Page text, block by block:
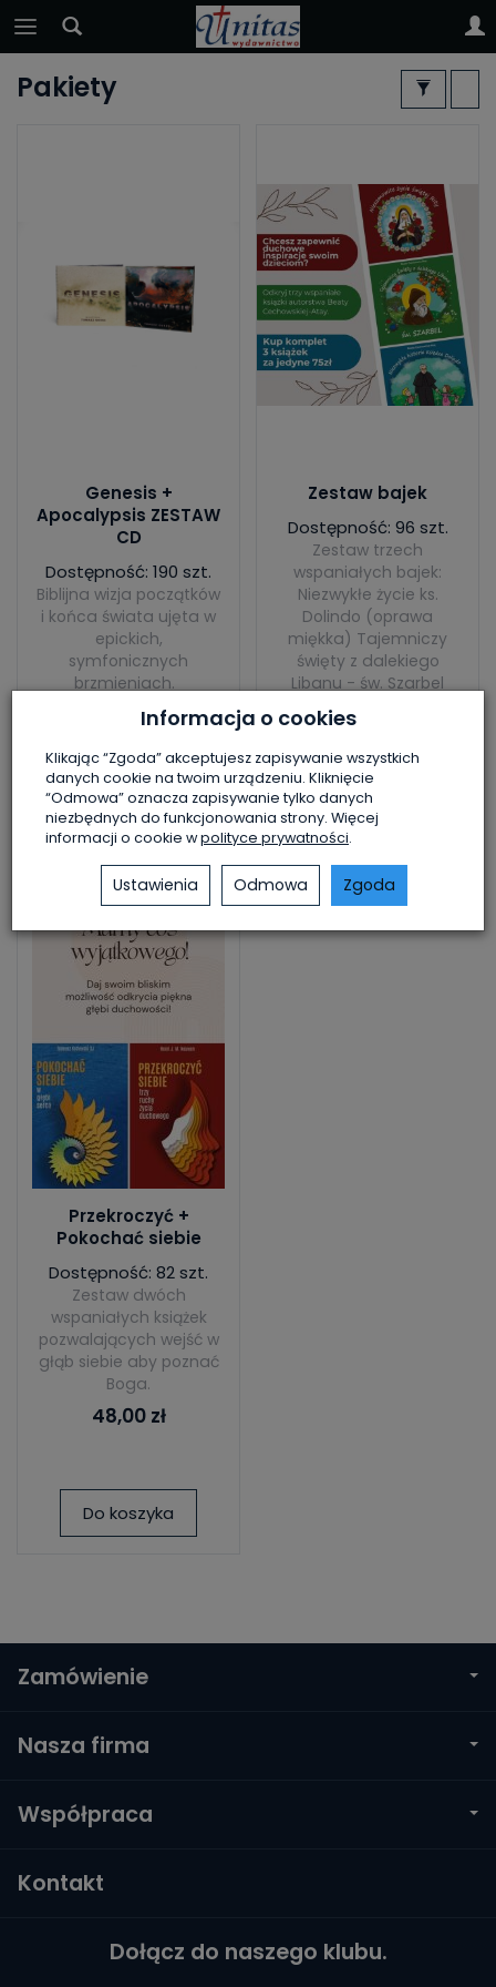
Pakiety
Genesis +
Apocalypsis ZESTAW
CD
Dostępność: 190 szt.
Biblijna wizja początków
i końca świata ujęta w
epickich,
symfonicznych
brzmieniach.
50,00 zł
Do koszyka
Zestaw bajek
Dostępność: 96 szt.
Zestaw trzech
wspaniałych bajek:
Niezwykłe życie ks.
Dolindo (oprawa
miękka) Tajemniczy
święty z dalekiego
Libanu - św. Szarbel
(oprawa tw...
Do koszyka
Przekroczyć +
Pokochać siebie
Dostępność: 82 szt.
Zestaw dwóch
wspaniałych książek
pozwalających wejść w
głąb siebie aby poznać
Boga.
48,00 zł
Do koszyka
Zamówienie
Nasza firma
Współpraca
Kontakt
Dołącz do naszego klubu.
Informacja o cookies
Klikając “Zgoda” akceptujesz zapisywanie wszystkich
danych cookie na twoim urządzeniu. Kliknięcie
“Odmowa” oznacza zapisywanie tylko danych
niezbędnych do funkcjonowania strony. Więcej
informacji o cookie wpolityce prywatności.
Ustawienia Odmowa Zgoda